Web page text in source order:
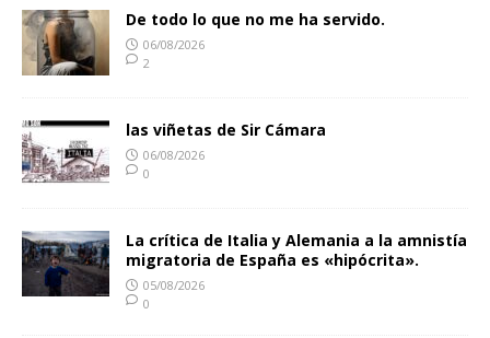
De todo lo que no me ha servido.
06/08/2026
2
las viñetas de Sir Cámara
06/08/2026
0
La crítica de Italia y Alemania a la amnistía
migratoria de España es «hipócrita».
05/08/2026
0